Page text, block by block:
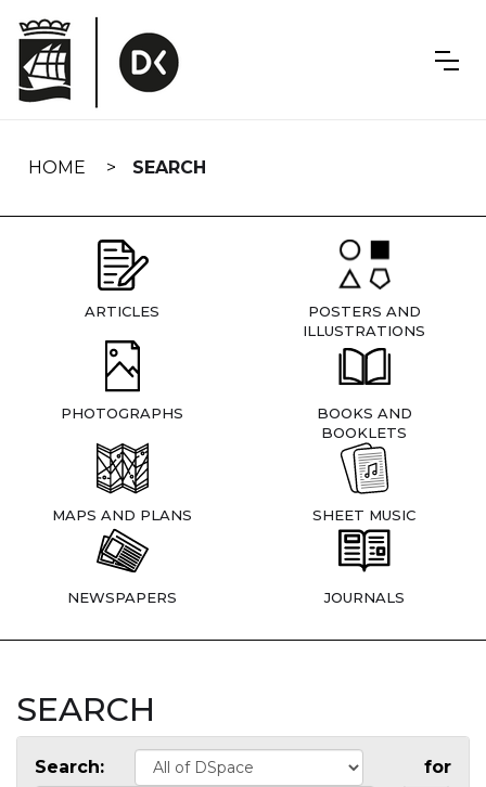
navigation
HOME SEARCH
ARTICLES
POSTERS AND
ILLUSTRATIONS
PHOTOGRAPHS
BOOKS AND
BOOKLETS
MAPS AND PLANS SHEET MUSIC
NEWSPAPERS JOURNALS
SEARCH
Search: for